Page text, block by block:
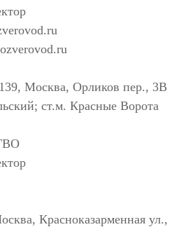
Москва, Орликов пер., 3В
ст.м. Красные Ворота
Красноказарменная ул.,